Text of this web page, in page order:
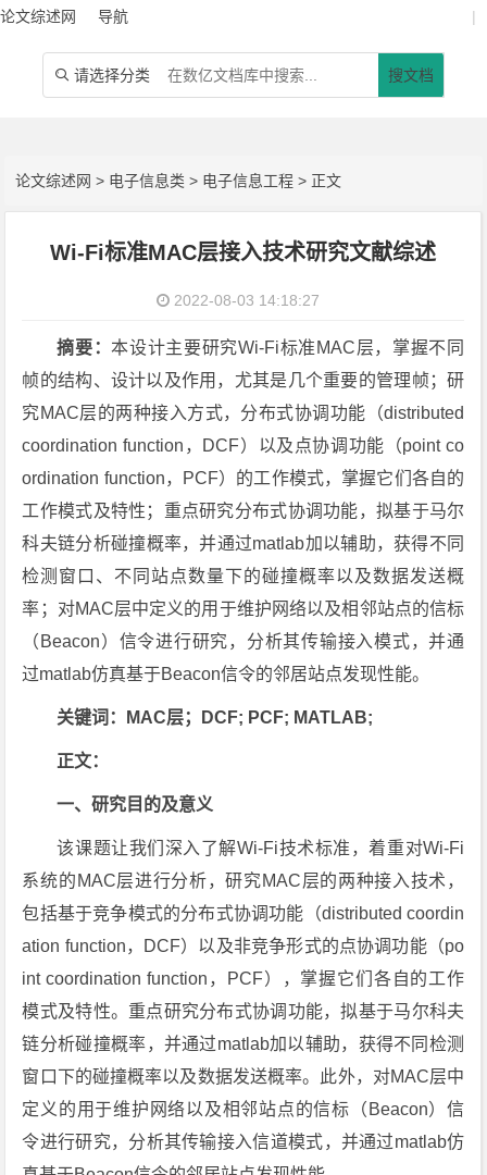
论文综述网 导航 |
 请选择分类 搜文档
论文综述网 > 电子信息类 > 电子信息工程 > 正文
Wi-Fi标准MAC层接入技术研究文献综述
2022-08-03 14:18:27
摘要：本设计主要研究Wi-Fi标准MAC层，掌握不同
帧的结构、设计以及作用，尤其是几个重要的管理帧；研
究MAC层的两种接入方式，分布式协调功能（distributed
coordination function，DCF）以及点协调功能（point co
ordination function，PCF）的工作模式，掌握它们各自的
工作模式及特性；重点研究分布式协调功能，拟基于马尔
科夫链分析碰撞概率，并通过matlab加以辅助，获得不同
检测窗口、不同站点数量下的碰撞概率以及数据发送概
率；对MAC层中定义的用于维护网络以及相邻站点的信标
（Beacon）信令进行研究，分析其传输接入模式，并通
过matlab仿真基于Beacon信令的邻居站点发现性能。
关键词：MAC层；DCF; PCF; MATLAB;
正文：
一、研究目的及意义
该课题让我们深入了解Wi-Fi技术标准，着重对Wi-Fi
系统的MAC层进行分析，研究MAC层的两种接入技术，
包括基于竞争模式的分布式协调功能（distributed coordin
ation function，DCF）以及非竞争形式的点协调功能（po
int coordination function，PCF），掌握它们各自的工作
模式及特性。重点研究分布式协调功能，拟基于马尔科夫
链分析碰撞概率，并通过matlab加以辅助，获得不同检测
窗口下的碰撞概率以及数据发送概率。此外，对MAC层中
定义的用于维护网络以及相邻站点的信标（Beacon）信
令进行研究，分析其传输接入信道模式，并通过matlab仿